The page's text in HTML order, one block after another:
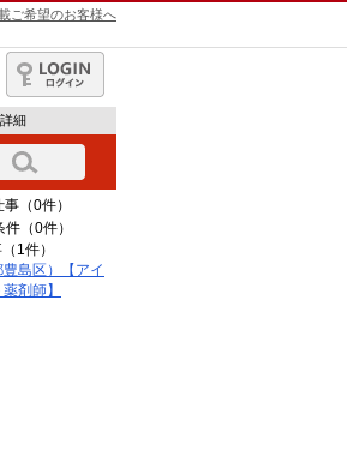
ご希望のお客様へ
ログイン
細
（0件）
件（0件）
1件）
島区）【アイ
剤師】